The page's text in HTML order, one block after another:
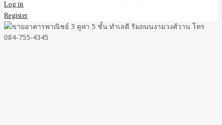
Log in
Register